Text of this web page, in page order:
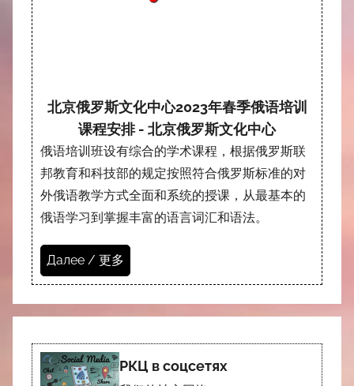
北京俄罗斯文化中心2023年春季俄语培训
课程安排 - 北京俄罗斯文化中心
俄语培训班设有综合的学术课程，根据俄罗斯联
邦教育和科技部的规定按照符合俄罗斯标准的对
外俄语教学方式全面和系统的授课，从最基本的
俄语学习到掌握丰富的语言词汇和语法。
Далее / 更多
РКЦ в соцсетях